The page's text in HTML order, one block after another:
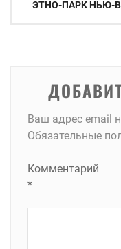
ЭТНО-ПАРК НЬЮ-
Ваш адрес email
Обязательные
Комментарий
*